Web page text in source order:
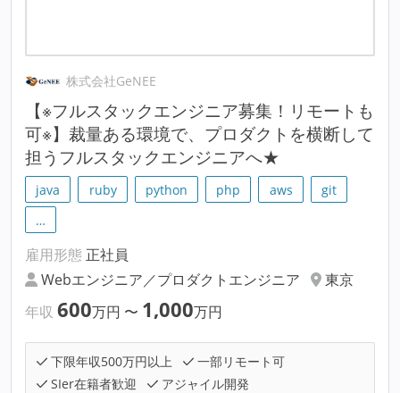
株式会社GeNEE
【※フルスタックエンジニア募集！リモートも
可※】裁量ある環境で、プロダクトを横断して
担うフルスタックエンジニアへ★
java ruby python php aws
git
…
雇用形態 正社員
Webエンジニア／プロダクトエンジニア
東京
年収 600万円 〜 1,000万円
下限年収500万円以上
一部リモート可
SIer在籍者歓迎
アジャイル開発